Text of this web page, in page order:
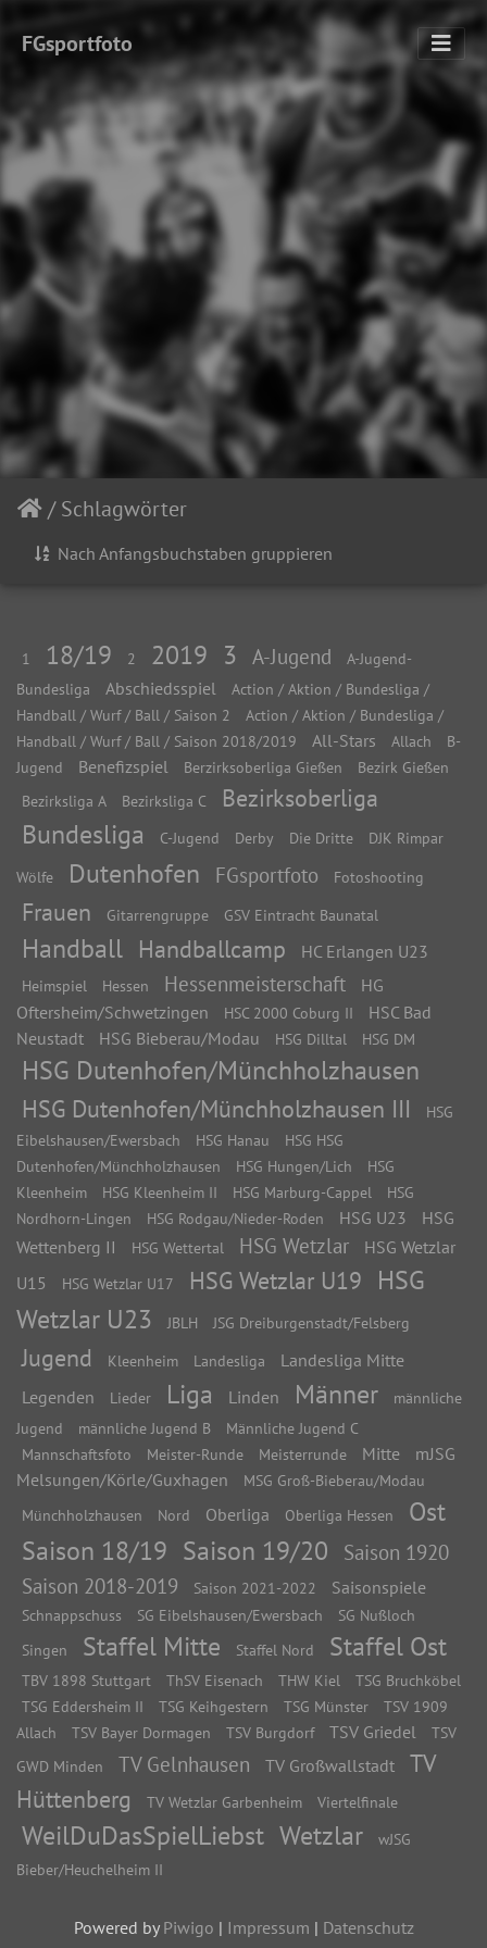
FGsportfoto
/Schlagwörter
Nach Anfangsbuchstaben gruppieren
1 18/19 2 2019 3 A-Jugend
A-Jugend-
Bundesliga
Abschiedsspiel
Action / Aktion / Bundesliga /
Handball / Wurf / Ball / Saison 2
Action / Aktion / Bundesliga /
Handball / Wurf / Ball / Saison 2018/2019
All-Stars Allach
B-
Jugend
Benefizspiel Berzirksoberliga Gießen
Bezirk Gießen
Bezirksliga A
Bezirksliga C Bezirksoberliga
Bundesliga C-Jugend Derby Die Dritte
DJK Rimpar
Wölfe
Dutenhofen FGsportfoto Fotoshooting
Frauen Gitarrengruppe GSV Eintracht Baunatal
Handball Handballcamp HC Erlangen U23
Heimspiel Hessen Hessenmeisterschaft
HG
Oftersheim/Schwetzingen
HSC 2000 Coburg II
HSC Bad
Neustadt
HSG Bieberau/Modau HSG Dilltal HSG DM
HSG Dutenhofen/Münchholzhausen
HSG Dutenhofen/Münchholzhausen III
HSG
Eibelshausen/Ewersbach
HSG Hanau
HSG HSG
Dutenhofen/Münchholzhausen
HSG Hungen/Lich
HSG
Kleenheim
HSG Kleenheim II HSG Marburg-Cappel
HSG
Nordhorn-Lingen
HSG Rodgau/Nieder-Roden HSG U23
HSG
Wettenberg II
HSG Wettertal HSG Wetzlar
HSG Wetzlar
U15
HSG Wetzlar U17 HSG Wetzlar U19 HSG
Wetzlar U23
JBLH JSG Dreiburgenstadt/Felsberg
Jugend Kleenheim Landesliga
Landesliga Mitte
Legenden
Lieder Liga Linden Männer
männliche
Jugend
männliche Jugend B
Männliche Jugend C
Mannschaftsfoto
Meister-Runde Meisterrunde Mitte
mJSG
Melsungen/Körle/Guxhagen
MSG Groß-Bieberau/Modau
Münchholzhausen
Nord Oberliga Oberliga Hessen
Ost
Saison 18/19 Saison 19/20
Saison 1920
Saison 2018-2019
Saison 2021-2022 Saisonspiele
Schnappschuss SG Eibelshausen/Ewersbach
SG Nußloch
Singen
Staffel Mitte Staffel Nord Staffel Ost
TBV 1898 Stuttgart ThSV Eisenach THW Kiel
TSG Bruchköbel
TSG Eddersheim II
TSG Keihgestern TSG Münster
TSV 1909
Allach
TSV Bayer Dormagen TSV Burgdorf TSV Griedel
TSV
GWD Minden
TV Gelnhausen TV Großwallstadt
TV
Hüttenberg
TV Wetzlar Garbenheim Viertelfinale
WeilDuDasSpielLiebst Wetzlar
wJSG
Bieber/Heuchelheim II
Powered by Piwigo | Impressum | Datenschutz